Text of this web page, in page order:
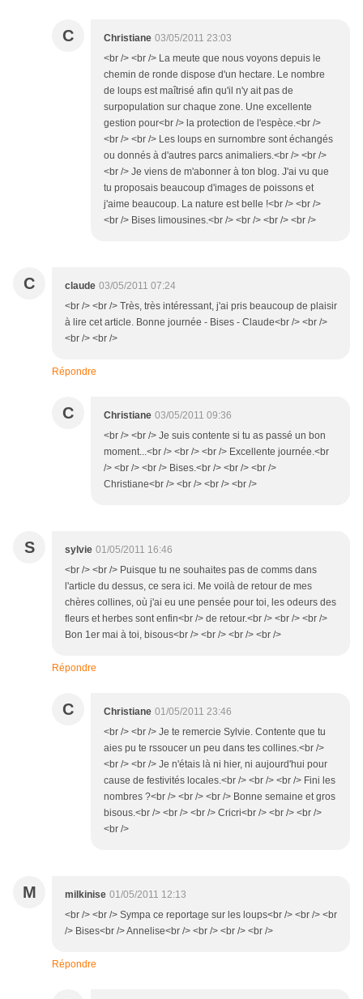
C Christiane 03/05/2011 23:03
<br /> <br /> La meute que nous voyons depuis le
chemin de ronde dispose d'un hectare. Le nombre
de loups est maîtrisé afin qu'il n'y ait pas de
surpopulation sur chaque zone. Une excellente
gestion pour<br /> la protection de l'espèce.<br />
<br /> <br /> Les loups en surnombre sont échangés
ou donnés à d'autres parcs animaliers.<br /> <br />
<br /> Je viens de m'abonner à ton blog. J'ai vu que
tu proposais beaucoup d'images de poissons et
j'aime beaucoup. La nature est belle !<br /> <br />
<br /> Bises limousines.<br /> <br /> <br /> <br />
C claude 03/05/2011 07:24
<br /> <br /> Très, très intéressant, j'ai pris beaucoup de plaisir
à lire cet article. Bonne journée - Bises - Claude<br /> <br />
<br /> <br />
Répondre
C Christiane 03/05/2011 09:36
<br /> <br /> Je suis contente si tu as passé un bon
moment...<br /> <br /> <br /> Excellente journée.<br
/> <br /> <br /> Bises.<br /> <br /> <br />
Christiane<br /> <br /> <br /> <br />
S sylvie 01/05/2011 16:46
<br /> <br /> Puisque tu ne souhaites pas de comms dans
l'article du dessus, ce sera ici. Me voilà de retour de mes
chères collines, où j'ai eu une pensée pour toi, les odeurs des
fleurs et herbes sont enfin<br /> de retour.<br /> <br /> <br />
Bon 1er mai à toi, bisous<br /> <br /> <br /> <br />
Répondre
C Christiane 01/05/2011 23:46
<br /> <br /> Je te remercie Sylvie. Contente que tu
aies pu te rssoucer un peu dans tes collines.<br />
<br /> <br /> Je n'étais là ni hier, ni aujourd'hui pour
cause de festivités locales.<br /> <br /> <br /> Fini les
nombres ?<br /> <br /> <br /> Bonne semaine et gros
bisous.<br /> <br /> <br /> Cricri<br /> <br /> <br />
<br />
M milkinise 01/05/2011 12:13
<br /> <br /> Sympa ce reportage sur les loups<br /> <br /> <br
/> Bises<br /> Annelise<br /> <br /> <br /> <br />
Répondre